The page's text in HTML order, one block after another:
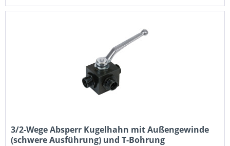
3/2-Wege Absperr Kugelhahn mit Außengewinde
(schwere Ausführung) und T-Bohrung